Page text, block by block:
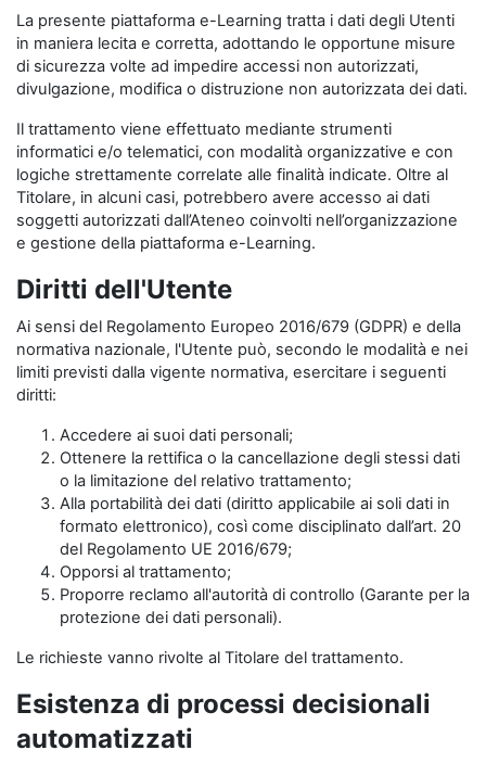
La presente piattaforma e-Learning tratta i dati degli Utenti
in maniera lecita e corretta, adottando le opportune misure
di sicurezza volte ad impedire accessi non autorizzati,
divulgazione, modifica o distruzione non autorizzata dei dati.
Il trattamento viene effettuato mediante strumenti
informatici e/o telematici, con modalità organizzative e con
logiche strettamente correlate alle finalità indicate. Oltre al
Titolare, in alcuni casi, potrebbero avere accesso ai dati
soggetti autorizzati dall’Ateneo coinvolti nell’organizzazione
e gestione della piattaforma e-Learning.
Diritti dell'Utente
Ai sensi del Regolamento Europeo 2016/679 (GDPR) e della
normativa nazionale, l'Utente può, secondo le modalità e nei
limiti previsti dalla vigente normativa, esercitare i seguenti
diritti:
Accedere ai suoi dati personali;
Ottenere la rettifica o la cancellazione degli stessi dati
o la limitazione del relativo trattamento;
Alla portabilità dei dati (diritto applicabile ai soli dati in
formato elettronico), così come disciplinato dall’art. 20
del Regolamento UE 2016/679;
Opporsi al trattamento;
Proporre reclamo all'autorità di controllo (Garante per la
protezione dei dati personali).
Le richieste vanno rivolte al Titolare del trattamento.
Esistenza di processi decisionali
automatizzati